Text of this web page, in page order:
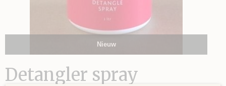
Nieuw
Detangler spray